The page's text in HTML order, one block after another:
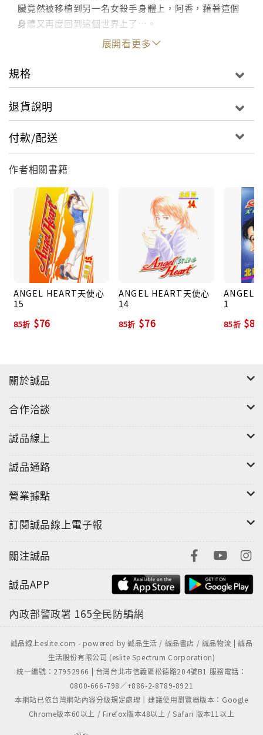
臟竟然被移植到另一名女殺手身體上，阿香，藉著這個
身體又再度回到這個世界上了…。
展開看更多
規格
退貨說明
付款/配送
作者相關書籍
ANGEL HEART天使心
15
85折 $76
ANGEL HEART天使心
14
85折 $76
ANGEL
1
85折 $80
關於誠品
合作洽談
誠品線上
誠品通路
營業據點
訂閱誠品線上電子報
關注誠品
誠品APP
內政部警政署 165全民防騙網
誠品線上eslite.com - powered by 誠品生活 / 誠品書店 / 誠品物流 | 誠品
生活股份有限公司 (eslite Spectrum Corporation)
統一編號：27952966 | 台灣台北市信義區松德路204號B1 服務電話：
0800-666-798／+886-2-8789-8921
本網站已依台灣網站內容分級規定處理｜建議使用瀏覽器版本：Google
Chrome版本60以上 / Firefox版本48以上 / Safari 版本11以上